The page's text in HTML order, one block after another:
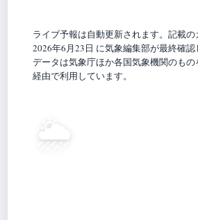
ライブ予報は自動更新されます。記載
2026年6月23日 に気象編集部が最終確認
データは気象庁ほか各国気象機関のもの
経由で利用しています。
🌦️